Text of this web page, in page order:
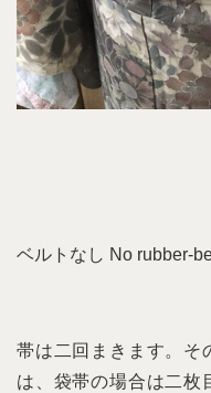
ベルトなし No rubber-
帯は二回まきます。そ
は、袋帯の場合は二枚